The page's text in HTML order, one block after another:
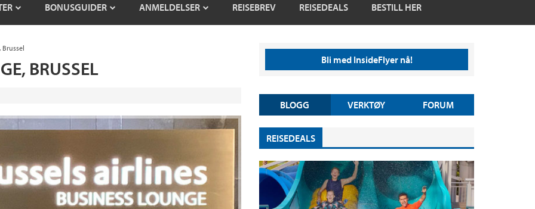
BONUSGUIDER ANMELDELSER REISEBREV REISEDEALS BESTILL HER
BRUSSEL Bli med InsideFlyer nå!
BLOGG VERKTØY FORUM
REISEDEALS